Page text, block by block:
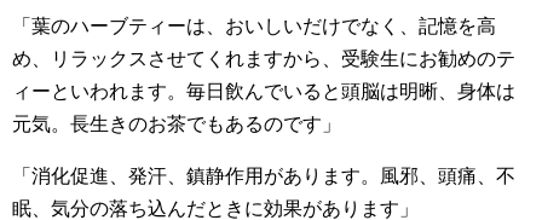
「葉のハーブティーは、おいしいだけでなく、記憶を高
め、リラックスさせてくれますから、受験生にお勧めのテ
ィーといわれます。毎日飲んでいると頭脳は明晰、身体は
元気。長生きのお茶でもあるのです」
「消化促進、発汗、鎮静作用があります。風邪、頭痛、不
眠、気分の落ち込んだときに効果があります」